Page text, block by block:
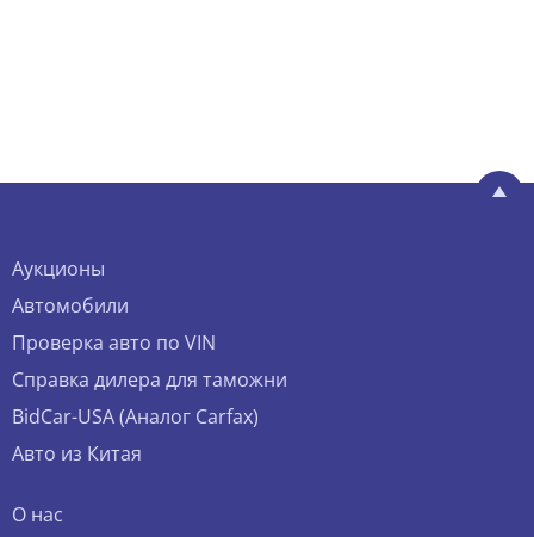
Аукционы
Автомобили
Проверка авто по VIN
Справка дилера для таможни
BidCar-USA (Аналог Carfax)
Авто из Китая
О нас